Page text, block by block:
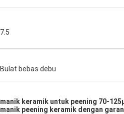
7.5
Bulat bebas debu
manik keramik untuk peening 70-
manik peening keramik dengan